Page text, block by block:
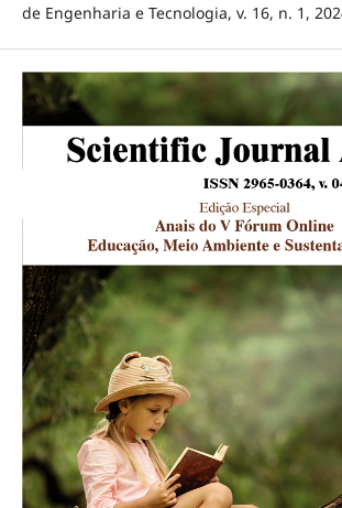
de Engenharia e Tecnologia, v. 16, n. 1,